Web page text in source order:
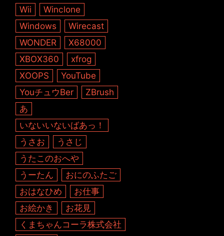
Wii
Winclone
Windows
Wirecast
WONDER
X68000
XBOX360
xfrog
XOOPS
YouTube
YouチュウBer
ZBrush
あ
いないいないばあっ！
うさお
うさじ
うたこのおへや
うーたん
おにのふたご
おはなひめ
お仕事
お絵かき
お花見
くまちゃんコーラ株式会社